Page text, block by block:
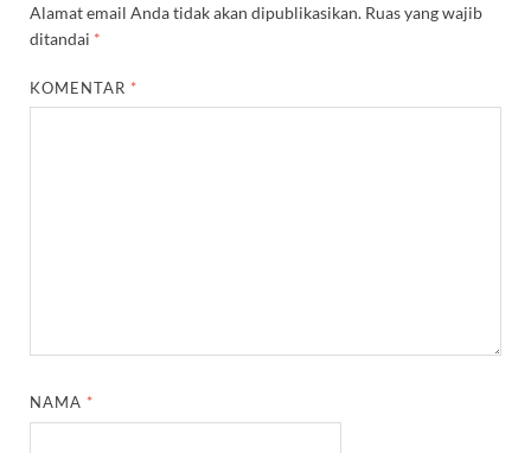
Alamat email Anda tidak akan dipublikasikan. Ruas yang wajib
ditandai *
KOMENTAR *
NAMA *